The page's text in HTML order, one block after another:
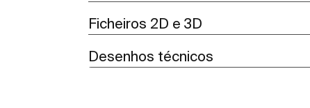
Ficheiros 2D e 3D
Desenhos técnicos